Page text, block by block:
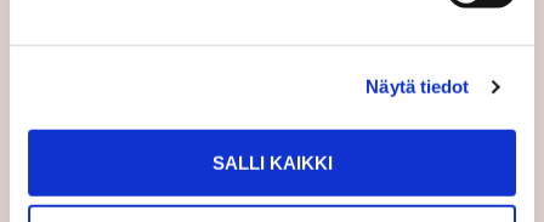
Näytä tiedot
SALLI KAIKKI
Sp-Kodin uutiskirjeet
Yrittäjäksi